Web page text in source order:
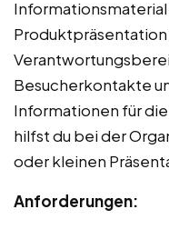
Besucherkontakte
Informationen für
hilfst du bei der
oder kleinen
Anforderungen: